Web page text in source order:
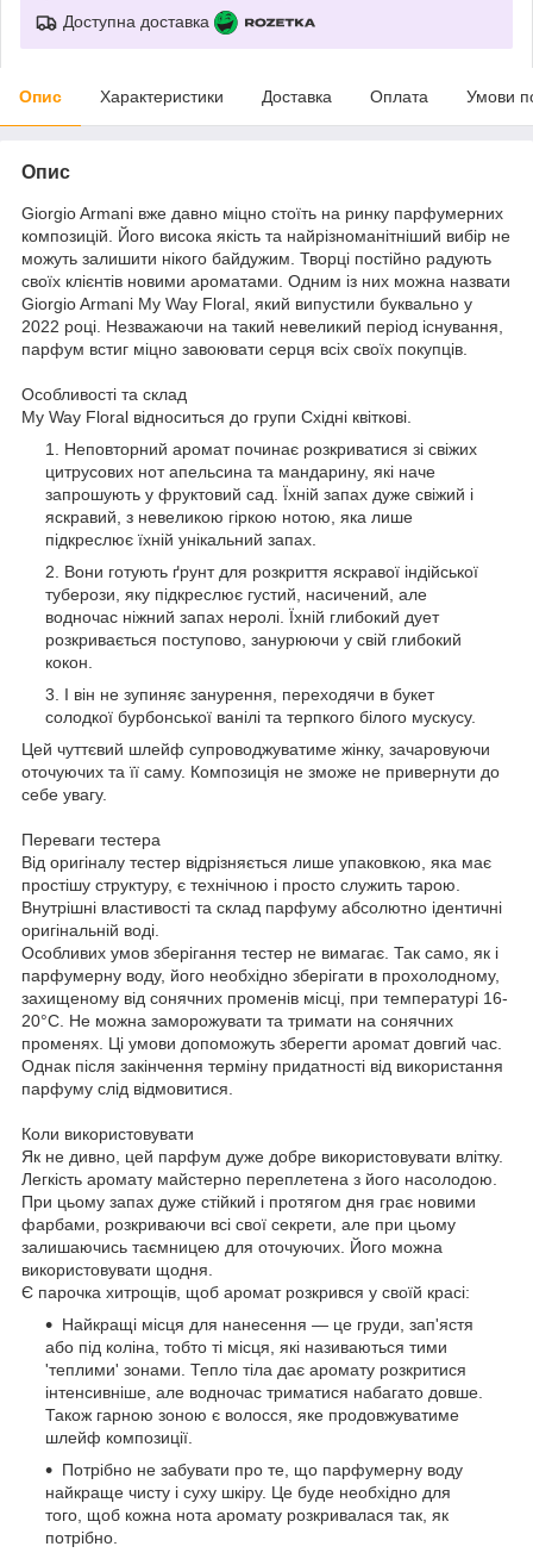
Доступна доставка
Опис Характеристики Доставка Оплата Умови
Опис
Giorgio Armani вже давно міцно стоїть на ринку парфумерних
композицій. Його висока якість та найрізноманітніший вибір не
можуть залишити нікого байдужим. Творці постійно радують
своїх клієнтів новими ароматами. Одним із них можна назвати
Giorgio Armani My Way Floral, який випустили буквально у
2022 році. Незважаючи на такий невеликий період існування,
парфум встиг міцно завоювати серця всіх своїх покупців.
Особливості та склад
My Way Floral відноситься до групи Східні квіткові.
Неповторний аромат починає розкриватися зі свіжих
цитрусових нот апельсина та мандарину, які наче
запрошують у фруктовий сад. Їхній запах дуже свіжий і
яскравий, з невеликою гіркою нотою, яка лише
підкреслює їхній унікальний запах.
Вони готують ґрунт для розкриття яскравої індійської
туберози, яку підкреслює густий, насичений, але
водночас ніжний запах неролі. Їхній глибокий дует
розкривається поступово, занурюючи у свій глибокий
кокон.
І він не зупиняє занурення, переходячи в букет
солодкої бурбонської ванілі та терпкого білого мускусу.
Цей чуттєвий шлейф супроводжуватиме жінку, зачаровуючи
оточуючих та її саму. Композиція не зможе не привернути до
себе увагу.
Переваги тестера
Від оригіналу тестер відрізняється лише упаковкою, яка має
простішу структуру, є технічною і просто служить тарою.
Внутрішні властивості та склад парфуму абсолютно ідентичні
оригінальній воді.
Особливих умов зберігання тестер не вимагає. Так само, як і
парфумерну воду, його необхідно зберігати в прохолодному,
захищеному від сонячних променів місці, при температурі 16-
20°С. Не можна заморожувати та тримати на сонячних
променях. Ці умови допоможуть зберегти аромат довгий час.
Однак після закінчення терміну придатності від використання
парфуму слід відмовитися.
Коли використовувати
Як не дивно, цей парфум дуже добре використовувати влітку.
Легкість аромату майстерно переплетена з його насолодою.
При цьому запах дуже стійкий і протягом дня грає новими
фарбами, розкриваючи всі свої секрети, але при цьому
залишаючись таємницею для оточуючих. Його можна
використовувати щодня.
Є парочка хитрощів, щоб аромат розкрився у своїй красі:
Найкращі місця для нанесення — це груди, зап'ястя
або під коліна, тобто ті місця, які називаються тими
'теплими' зонами. Тепло тіла дає аромату розкритися
інтенсивніше, але водночас триматися набагато довше.
Також гарною зоною є волосся, яке продовжуватиме
шлейф композиції.
Потрібно не забувати про те, що парфумерну воду
найкраще чисту і суху шкіру. Це буде необхідно для
того, щоб кожна нота аромату розкривалася так, як
потрібно.